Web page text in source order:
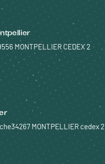
MONTPELLIER CEDEX 2
MONTPELLIER cedex 2